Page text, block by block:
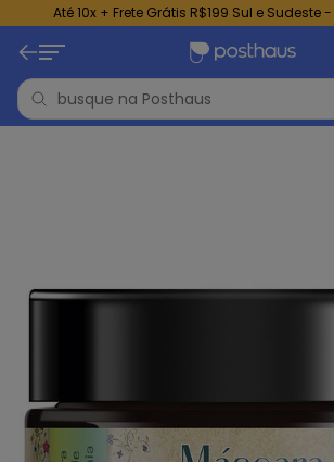
Até 10x + Frete Grátis R$199 Sul e Sudeste